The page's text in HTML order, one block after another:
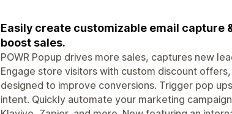
Easily create customizable email capture
boost sales.
POWR Popup drives more sales, captures new
Engage store visitors with custom discount
designed to improve conversions. Trigger pop
intent. Quickly automate your marketing